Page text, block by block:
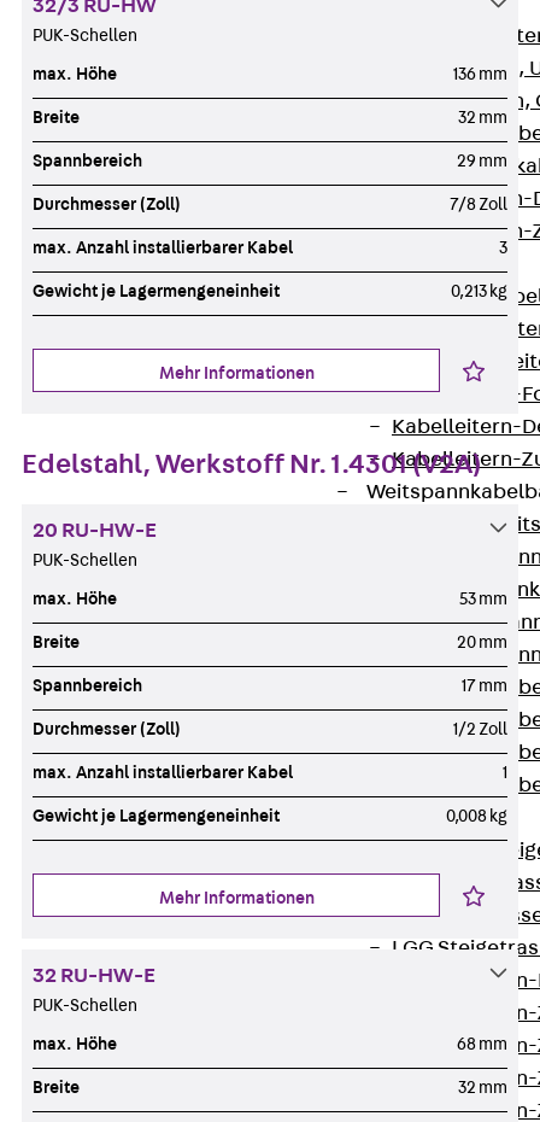
G Gitterbahn,
GI Gitterbahn,
GTD
GTDW
Gitterbahnen-
Gitterbahnen-
Zurück
LGG
LGGS
Kabelleitern-
Kabelleitern-
Kabelleitern-
WPL
WL
WPR
WLR
Steigetrassen
STU
ST
LGG
Steigetrassen-
32/3 RU-HW
PUK-Schellen
max. Höhe 136 mm
Breite 32 mm
Spannbereich 29 mm
Durchmesser (Zoll) 7/8 Zoll
max. Anzahl installierbarer Kabel 3
Gewicht je Lagermengeneinheit 0,213 kg
Mehr Informationen
Edelstahl, Werkstoff Nr. 1.4301 (V2A)
20 RU-HW-E
PUK-Schellen
max. Höhe 53 mm
Breite 20 mm
Spannbereich 17 mm
Durchmesser (Zoll) 1/2 Zoll
max. Anzahl installierbarer Kabel 1
Gewicht je Lagermengeneinheit 0,008 kg
Mehr Informationen
32 RU-HW-E
PUK-Schellen
max. Höhe 68 mm
Breite 32 mm